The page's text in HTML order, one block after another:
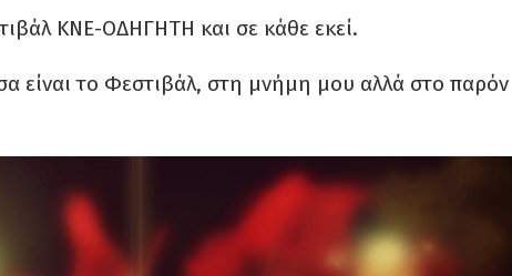
ΚΝΕ-ΟΔΗΓΗΤΗ και σε κάθε εκεί.
είναι το Φεστιβάλ, στη μνήμη μου αλλά στο παρόν